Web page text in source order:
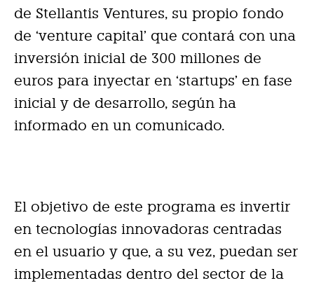
de Stellantis Ventures, su propio fondo
de ‘venture capital’ que contará con una
inversión inicial de 300 millones de
euros para inyectar en ‘startups’ en fase
inicial y de desarrollo, según ha
informado en un comunicado.
El objetivo de este programa es invertir
en tecnologías innovadoras centradas
en el usuario y que, a su vez, puedan ser
implementadas dentro del sector de la